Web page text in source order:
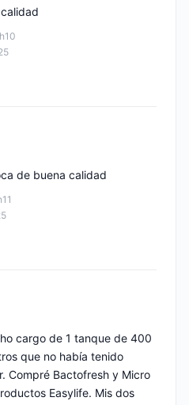
de buena calidad
cargo de 1 tanque de 400
que no había tenido
Compré Bactofresh y Micro
Easylife. Mis dos